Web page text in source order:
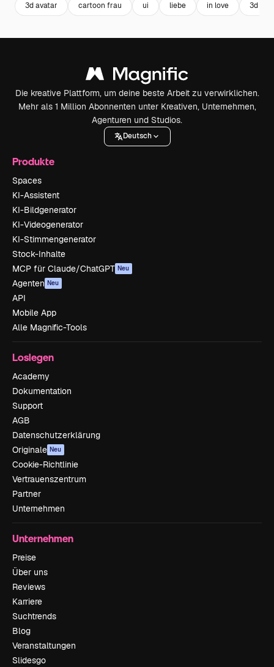
3d avatar cartoon frau ui liebe in love 3d
Die kreative Plattform, um deine beste Arbeit zu verwirklichen.
Mehr als 1 Million Abonnenten unter Kreativen, Unternehmen,
Agenturen und Studios.
Deutsch
Produkte
Spaces
KI-Assistent
KI-Bildgenerator
KI-Videogenerator
KI-Stimmengenerator
Stock-Inhalte
MCP für Claude/ChatGPT Neu
Agenten Neu
API
Mobile App
Alle Magnific-Tools
Loslegen
Academy
Dokumentation
Support
AGB
Datenschutzerklärung
Originale Neu
Cookie-Richtlinie
Vertrauenszentrum
Partner
Unternehmen
Unternehmen
Preise
Über uns
Reviews
Karriere
Suchtrends
Blog
Veranstaltungen
Slidesgo